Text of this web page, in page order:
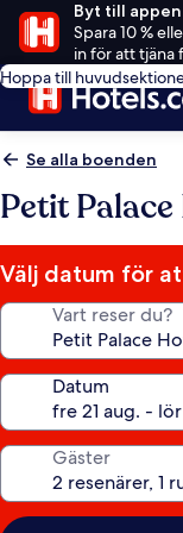
Byt till appen
Spara 10 %
in för att tjäna
Hoppa till
Se alla boenden
Petit
Välj datum för
Vart reser du?
Datum
Gäster